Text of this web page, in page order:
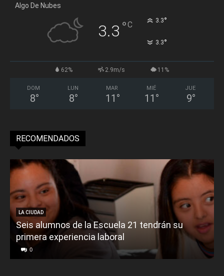
Algo De Nubes
3.3 °C 3.3°
3.3°
62% 2.9m/s 11%
DOM
8°
LUN
8°
MAR
11 °
MIÉ
11 °
JUE
9°
RECOMENDADOS
LA CIUDAD
Seis alumnos de la Escuela 21 tendrán su
primera experiencia laboral
0